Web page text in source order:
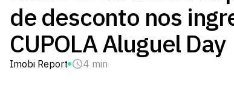
de desconto nos
CUPOLA Aluguel Day
Imobi Report 4 min